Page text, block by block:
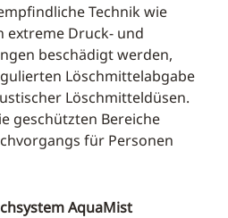
Technik wie
extreme Druck- und
beschädigt werden,
Löschmittelabgabe
Löschmitteldüsen.
geschützten Bereiche
für Personen
AquaMist